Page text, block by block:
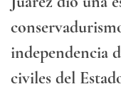
independencia
civiles del